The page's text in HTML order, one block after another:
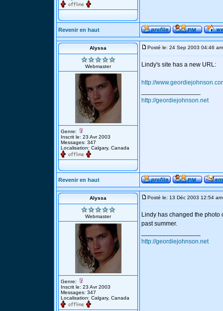
Revenir en haut
Alyssa
Webmaster
Genre:
Inscrit le: 23 Avr 2003
Messages: 347
Localisation: Calgary, Canada
Posté le: 24 Sep 2003 04:46 am
Lindy's site has a new URL:
http://
http://geordiejohnson.net
Revenir en haut
Alyssa
Webmaster
Genre:
Inscrit le: 23 Avr 2003
Messages: 347
Localisation: Calgary, Canada
Posté le: 13 Déc 2003 12:54 am
Lindy has changed the photo
past summer.
http://geordiejohnson.net